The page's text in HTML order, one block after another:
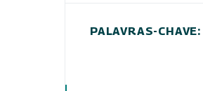
PALAVRAS-CHAVE: